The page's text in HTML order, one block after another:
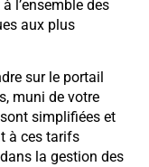
l’ensemble des
aux plus
sur le portail
muni de votre
simplifiées et
à ces tarifs
la gestion des